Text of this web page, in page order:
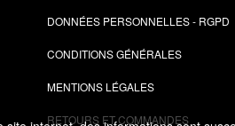
DONNÉES PERSONNELLES - RGPD
CONDITIONS GÉNÉRALES
MENTIONS LÉGALES
RETOURS ET COMMANDES